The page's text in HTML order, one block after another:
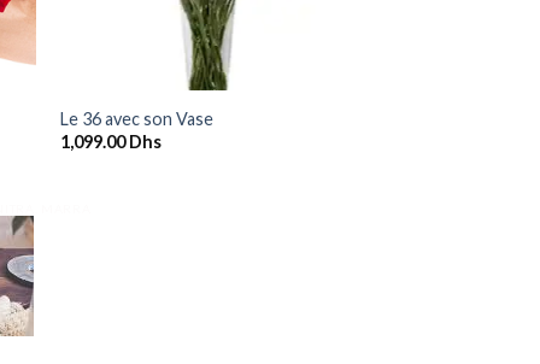
Le 36 avec son Vase
1,099.00Dhs